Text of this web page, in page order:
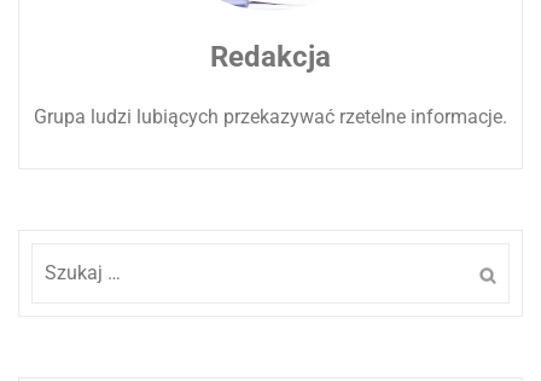
Redakcja
Grupa ludzi lubiących przekazywać rzetelne informacje.